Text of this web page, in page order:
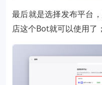
最后就是选择发布平台
店这个Bot就可以使用了；